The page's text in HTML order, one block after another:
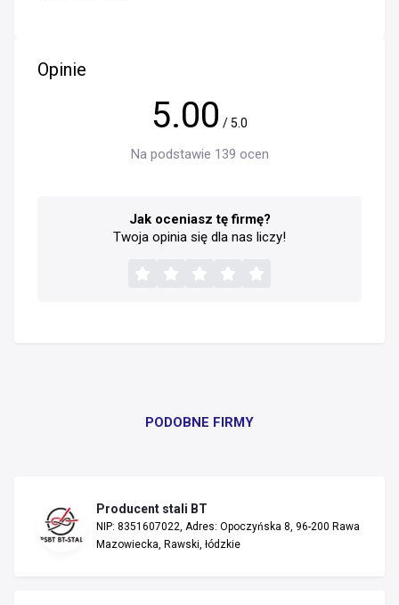
Opinie
5.00 / 5.0
Na podstawie 139 ocen
Jak oceniasz tę firmę?
Twoja opinia się dla nas liczy!
PODOBNE FIRMY
Producent stali BT
NIP: 8351607022, Adres: Opoczyńska 8, 96-200 Rawa
Mazowiecka, Rawski, łódzkie